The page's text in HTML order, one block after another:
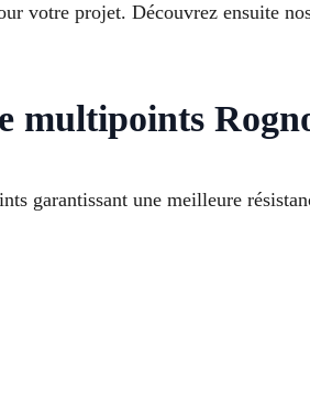
votre projet. Découvrez ensuite
multipoints
garantissant une meilleure